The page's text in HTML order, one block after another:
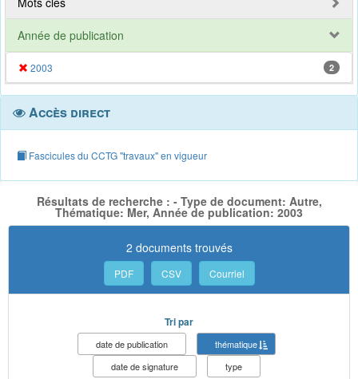
Année de publication
2003 2
Accès direct
Fascicules du CCTG "travaux" en vigueur
Résultats de recherche : - Type de document: Autre,
Thématique: Mer, Année de publication: 2003
2 documents trouvés
PDF CSV Courriel
Tri par
date de publication
thématique
date de signature
type